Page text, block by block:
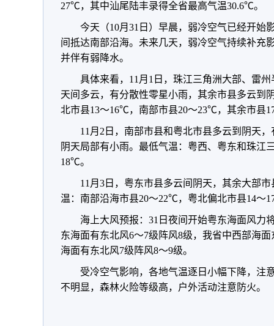
27℃，其中汕尾陆丰录得全省最高气温30.6℃。
今天（10月31日）早晨，弱冷空气已经开始
间抵达南部沿海。未来几天，弱冷空气持续补充
并伴有弱降水。
具体来看，11月1日，珠江三角洲大部、雷
天间多云，有分散性零星小雨，其余市县多云到
北市县13～16℃，南部市县20～23℃，其余市县
11月2日，南部市县和粤北市县多云到阴天
阴天局部有小雨。最低气温：粤西、粤东和珠江
18℃。
11月3日，粤东市县多云间阴天，其余大部
温：南部沿海市县20～22℃，粤北偏北市县14～
海上大风预报：31日夜间开始粤东海面风力
东海面有东北风6～7级阵风8级，我省中西部海
海面有东北风7级阵风8～9级。
受冷空气影响，各地气温逐日小幅下降，注
不明显，森林火险等级高，户外活动注意防火。